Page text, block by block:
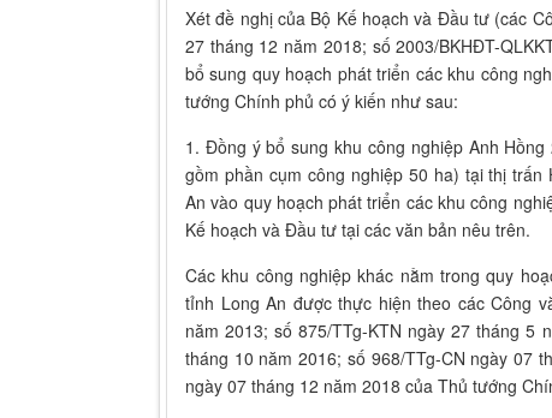
Xét đề nghị của Bộ Kế hoạch và Đầu tư (các
27 tháng 12 năm 2018; số 2003/BKHĐT-
bổ sung quy hoạch phát triển các khu công
tướng Chính phủ có ý kiến như sau:
1. Đồng ý bổ sung khu công nghiệp Anh
gồm phần cụm công nghiệp 50 ha) tại thị
An vào quy hoạch phát triển các khu công
Kế hoạch và Đầu tư tại các văn bản nêu trên.
Các khu công nghiệp khác nằm trong quy
tỉnh Long An được thực hiện theo các Công
năm 2013; số 875/TTg-KTN ngày 27 tháng 5
tháng 10 năm 2016; số 968/TTg-CN ngày 07
ngày 07 tháng 12 năm 2018 của Thủ tướng